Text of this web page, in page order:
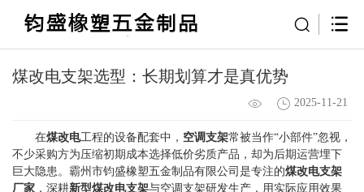
煤改电支架选型：长期划算才是真优势
2025-11-21
在煤改电工程的设备配套中， 空调支架常被当作“小部件”忽视，
不少采购方为压缩初期成本选择低价劣质产品，却为后期运营埋下
巨大隐患。霸州市钧盛橡塑五金制品有限公司是专注的煤改电支架
厂家 ，深耕新型煤改电支架与空调支架研发生产，用实际应用效果